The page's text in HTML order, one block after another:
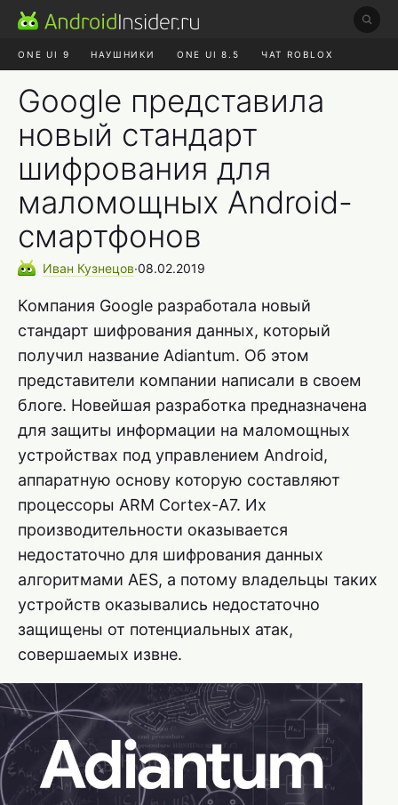
ONE UI 9 НАУШНИКИ ONE UI 8.5 ЧАТ ROBLOX
Google представила
новый стандарт
шифрования для
маломощных Android-
смартфонов
Иван Кузнецов∙08.02.2019
Компания Google разработала новый
стандарт шифрования данных, который
получил название Adiantum. Об этом
представители компании написали в своем
блоге. Новейшая разработка предназначена
для защиты информации на маломощных
устройствах под управлением Android,
аппаратную основу которую составляют
процессоры ARM Cortex-A7. Их
производительности оказывается
недостаточно для шифрования данных
алгоритмами AES, а потому владельцы таких
устройств оказывались недостаточно
защищены от потенциальных атак,
совершаемых извне.